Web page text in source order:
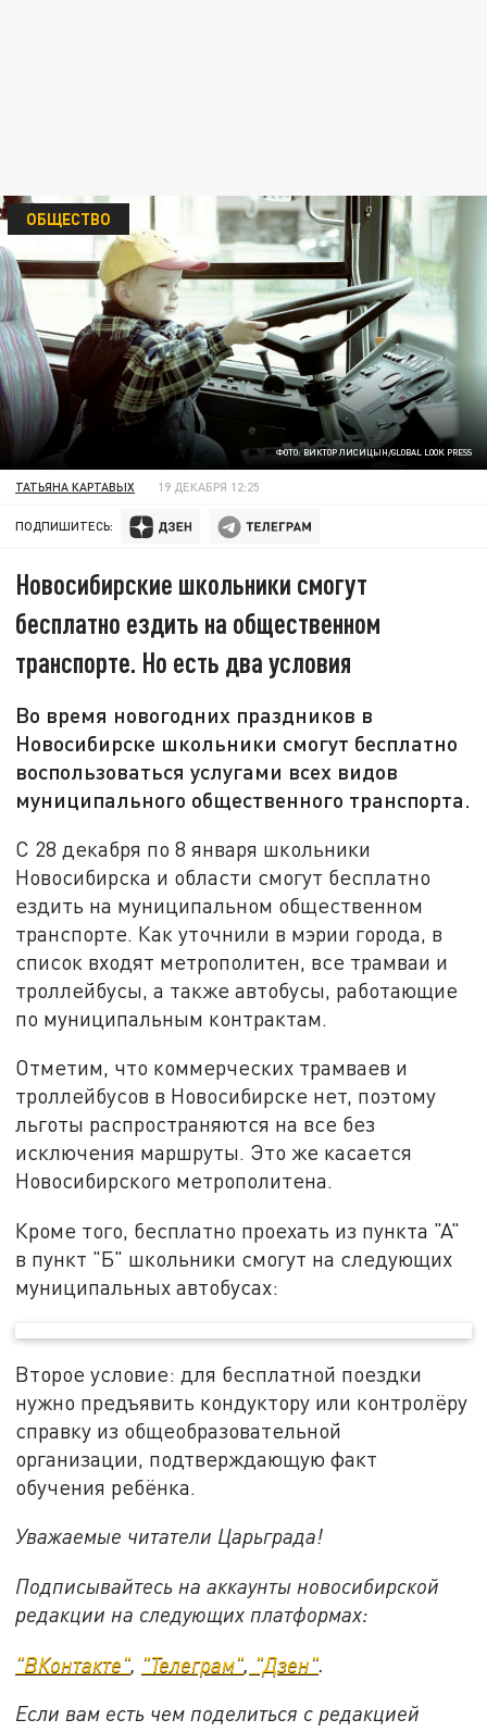
ФОТО: ВИКТОР ЛИСИЦЫН/GLOBAL LOOK PRESS
ОБЩЕСТВО
ТАТЬЯНА КАРТАВЫХ 19 ДЕКАБРЯ 12:25
ПОДПИШИТЕСЬ:
Новосибирские школьники смогут
бесплатно ездить на общественном
транспорте. Но есть два условия
Во время новогодних праздников в
Новосибирске школьники смогут бесплатно
воспользоваться услугами всех видов
муниципального общественного транспорта.
С 28 декабря по 8 января школьники
Новосибирска и области смогут бесплатно
ездить на муниципальном общественном
транспорте. Как уточнили в мэрии города, в
список входят метрополитен, все трамваи и
троллейбусы, а также автобусы, работающие
по муниципальным контрактам.
Отметим, что коммерческих трамваев и
троллейбусов в Новосибирске нет, поэтому
льготы распространяются на все без
исключения маршруты. Это же касается
Новосибирского метрополитена.
Кроме того, бесплатно проехать из пункта "А"
в пункт "Б" школьники смогут на следующих
муниципальных автобусах:
Второе условие: для бесплатной поездки
нужно предъявить кондуктору или контролёру
справку из общеобразовательной
организации, подтверждающую факт
обучения ребёнка.
Уважаемые читатели Царьграда!
Подписывайтесь на аккаунты новосибирской
редакции на следующих платформах:
"ВКонтакте", "Телеграм", "Дзен".
Если вам есть чем поделиться с редакцией